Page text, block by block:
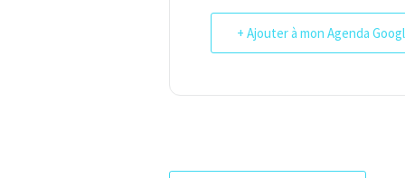
+ Ajouter à mon Agenda